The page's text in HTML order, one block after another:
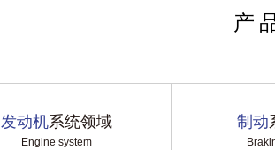
产
发动机系统领域
Engine system
制动